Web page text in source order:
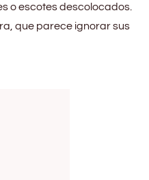
o escotes descolocados.
que parece ignorar sus